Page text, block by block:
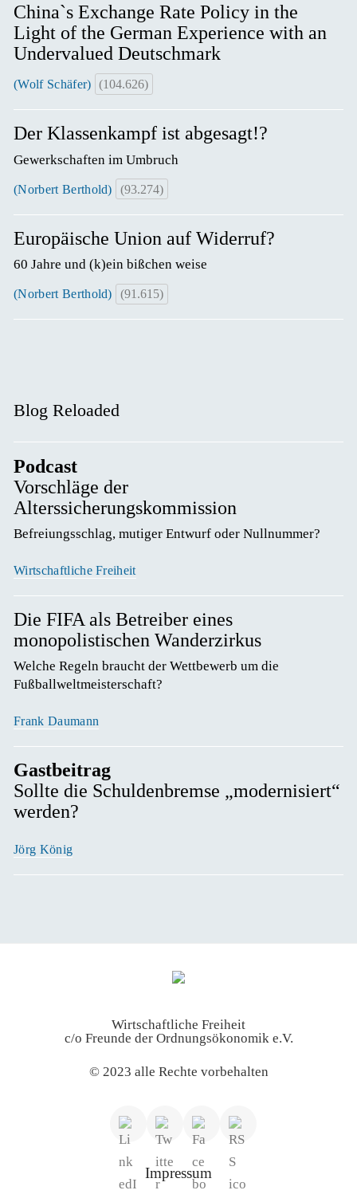
China`s Exchange Rate Policy in the
Light of the German Experience with an
Undervalued Deutschmark
(Wolf Schäfer) (104.626)
Der Klassenkampf ist abgesagt!?
Gewerkschaften im Umbruch
(Norbert Berthold) (93.274)
Europäische Union auf Widerruf?
60 Jahre und (k)ein bißchen weise
(Norbert Berthold) (91.615)
Blog Reloaded
Podcast
Vorschläge der
Alterssicherungskommission
Befreiungsschlag, mutiger Entwurf oder Nullnummer?
Wirtschaftliche Freiheit
Die FIFA als Betreiber eines
monopolistischen Wanderzirkus
Welche Regeln braucht der Wettbewerb um die
Fußballweltmeisterschaft?
Frank Daumann
Gastbeitrag
Sollte die Schuldenbremse „modernisiert“
werden?
Jörg König
Wirtschaftliche Freiheit
c/o Freunde der Ordnungsökonomik e.V.
© 2023 alle Rechte vorbehalten
Impressum